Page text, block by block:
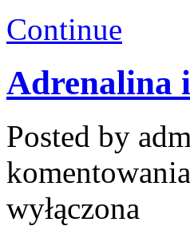
Continue
Adrenalina
Posted by
komentowania
wyłączona